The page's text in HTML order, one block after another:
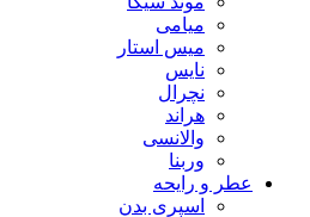
میامی
میس استار
نایس
نچرال
هراند
والانسی
وربنا
عطر و رایحه
اسپری بدن